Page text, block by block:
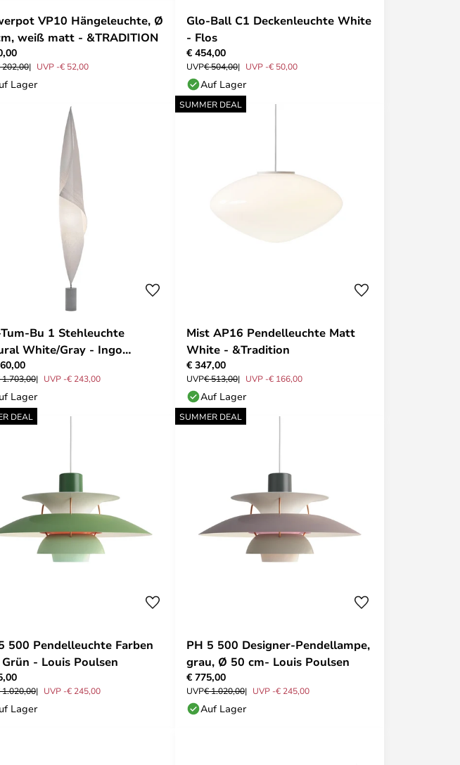
VP10 Hängeleuchte, Ø
weiß matt - &TRADITION
202,00 UVP -€ 52,00
Lager
Glo-Ball C1 Deckenleuchte White
- Flos
€ 454,00
UVP€ 504,00 UVP -€ 50,00
Auf Lager
Bu 1 Stehleuchte
White/Gray - Ingo
1.703,00 UVP -€ 243,00
Lager
SUMMER DEAL
Mist AP16 Pendelleuchte Matt
White - &Tradition
€ 347,00
UVP€ 513,00 UVP -€ 166,00
Auf Lager
DEAL
500 Pendelleuchte Farben
- Louis Poulsen
1.020,00 UVP -€ 245,00
Lager
SUMMER DEAL
PH 5 500 Designer-Pendellampe,
grau, Ø 50 cm- Louis Poulsen
€ 775,00
UVP€ 1.020,00 UVP -€ 245,00
Auf Lager